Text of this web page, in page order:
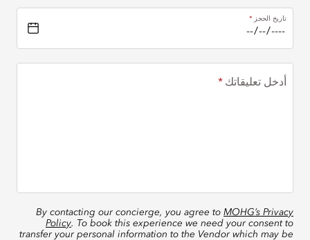
تاريخ الحجز
أدخل تعليقاتك
By contacting our concierge, you agree to MOHG’s Privacy
Policy. To book this experience we need your consent to
transfer your personal information to the Vendor which may be